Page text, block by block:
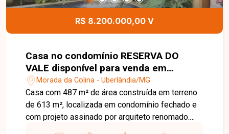
R$ 8.200.000,00 V
Casa no condomínio RESERVA DO
VALE disponível para venda em
Uberlândia-MG
Morada da Colina - Uberlândia/MG
Casa com 487 m² de área construída em terreno
de 613 m², localizada em condomínio fechado e
com projeto assinado por arquiteto renomado.